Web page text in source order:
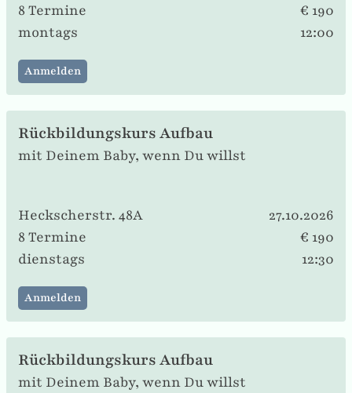
8 Termine
€ 190
montags
12:00
Anmelden
Rückbildungskurs Aufbau
mit Deinem Baby, wenn Du willst
Heckscherstr. 48A
27.10.2026
8 Termine
€ 190
dienstags
12:30
Anmelden
Rückbildungskurs Aufbau
mit Deinem Baby, wenn Du willst